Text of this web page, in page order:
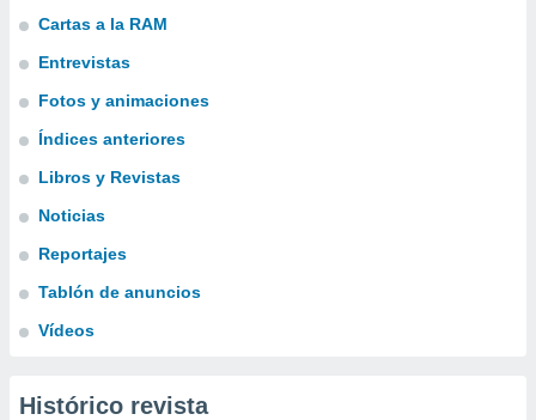
Cartas a la RAM
Entrevistas
Fotos y animaciones
Índices anteriores
Libros y Revistas
Noticias
Reportajes
Tablón de anuncios
Vídeos
Histórico revista